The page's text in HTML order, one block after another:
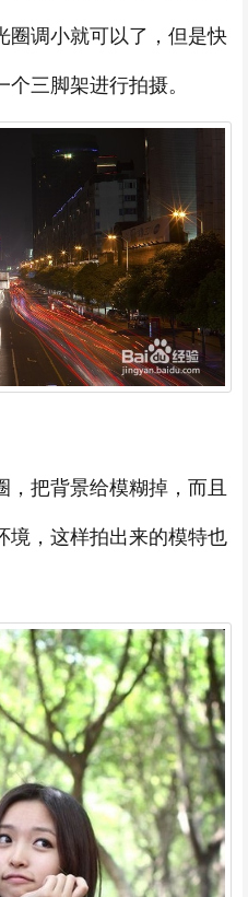
圈调小就可以了，但是快
三脚架进行拍摄。
把背景给模糊掉，而且
境，这样拍出来的模特也